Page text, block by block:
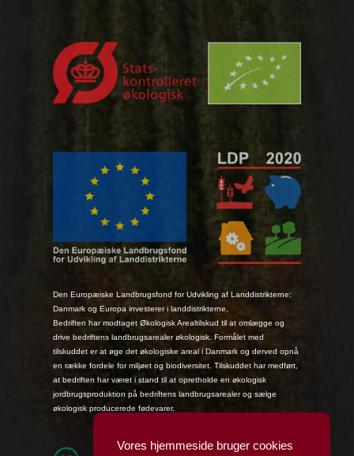
Den Europæiske Landbrugsfond for Udvikling af Landdistrikterne:
Danmark og Europa investerer i landdistrikterne.
Bedriften har modtaget Økologisk Arealtilskud til at omlægge og
drive bedriftens landbrugsarealer økologisk. Formålet med
tilskuddet er at øge det økologiske areal i Danmark og derved opnå
en række fordele for miljøet og biodiversitet. Tilskuddet har medført,
at bedriften har været i stand til at opretholde en økologisk
jordbrugsproduktion på bedriftens landbrugsarealer og sælge
økologisk producerede fødevarer.
Vores hjemmeside bruger cookies